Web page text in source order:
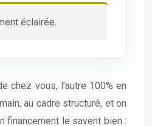
éclairée.
chez vous, l’autre 100% en
au cadre structuré, et on
financement le savent bien :